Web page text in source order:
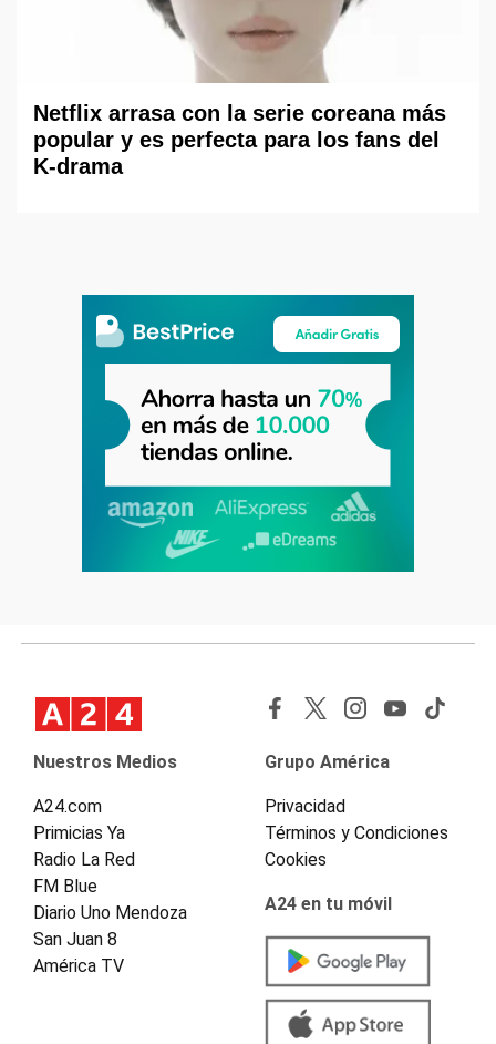
Netflix arrasa con la serie coreana más
popular y es perfecta para los fans del
K-drama
Nuestros Medios
A24.com
Primicias Ya
Radio La Red
FM Blue
Diario Uno Mendoza
San Juan 8
América TV
Grupo América
Privacidad
Términos y Condiciones
Cookies
A24 en tu móvil